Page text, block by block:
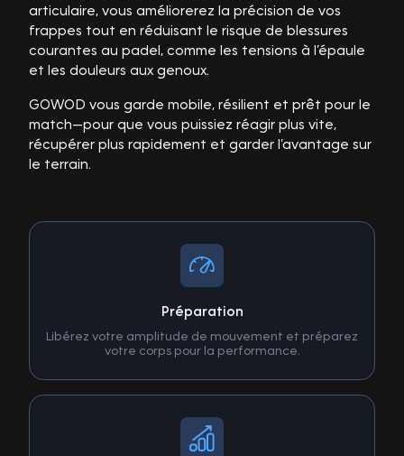
articulaire, vous améliorerez la précision de vos
frappes tout en réduisant le risque de blessures
courantes au padel, comme les tensions à l’épaule
et les douleurs aux genoux.
GOWOD vous garde mobile, résilient et prêt pour le
match—pour que vous puissiez réagir plus vite,
récupérer plus rapidement et garder l’avantage sur
le terrain.
Préparation
Libérez votre amplitude de mouvement et préparez
votre corps pour la performance.